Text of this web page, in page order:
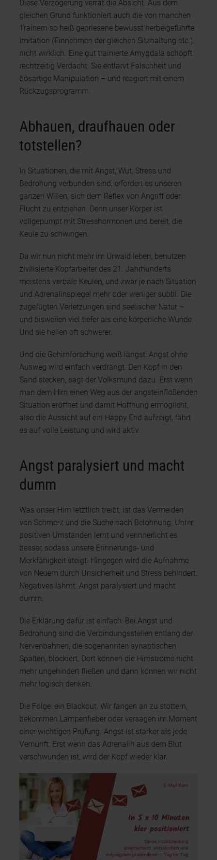
Diese Verzögerung verrät die Absicht. Aus dem
gleichen Grund funktioniert auch die von manchen
Trainern so heiß gepriesene bewusst herbeigeführte
Imitation (Einnehmen der gleichen Sitzhaltung etc.)
nicht wirklich. Eine gut trainierte Amygdala schöpft
rechtzeitig Verdacht. Sie entlarvt Falschheit und
bösartige Manipulation – und reagiert mit einem
Rückzugsprogramm.
Abhauen, draufhauen oder
totstellen?
In Situationen, die mit Angst, Wut, Stress und
Bedrohung verbunden sind, erfordert es unseren
ganzen Willen, sich dem Reflex von Angriff oder
Flucht zu entziehen. Denn unser Körper ist
vollgepumpt mit Stresshormonen und bereit, die
Keule zu schwingen.
Da wir nun nicht mehr im Urwald leben, benutzen
zivilisierte Kopfarbeiter des 21. Jahrhunderts
meistens verbale Keulen, und zwar je nach Situation
und Adrenalinspiegel mehr oder weniger subtil. Die
zugefügten Verletzungen sind seelischer Natur –
und bisweilen viel tiefer als eine körperliche Wunde.
Und sie heilen oft schwerer.
Und die Gehirnforschung weiß längst: Angst ohne
Ausweg wird einfach verdrängt. Den Kopf in den
Sand stecken, sagt der Volksmund dazu. Erst wenn
man dem Hirn einen Weg aus der angsteinflößenden
Situation eröffnet und damit Hoffnung ermöglicht,
also die Aussicht auf ein Happy End aufzeigt, fährt
es auf volle Leistung und wird aktiv.
Angst paralysiert und macht
dumm
Was unser Hirn letztlich treibt, ist das Vermeiden
von Schmerz und die Suche nach Belohnung. Unter
positiven Umständen lernt und verinnerlicht es
besser, sodass unsere Erinnerungs- und
Merkfähigkeit steigt. Hingegen wird die Aufnahme
von Neuem durch Unsicherheit und Stress behindert.
Negatives lähmt. Angst paralysiert und macht
dumm.
Die Erklärung dafür ist einfach: Bei Angst und
Bedrohung sind die Verbindungsstellen entlang der
Nervenbahnen, die sogenannten synaptischen
Spalten, blockiert. Dort können die Hirnströme nicht
mehr ungehindert fließen und dann können wir nicht
mehr logisch denken.
Die Folge: ein Blackout. Wir fangen an zu stottern,
bekommen Lampenfieber oder versagen im Moment
einer wichtigen Prüfung. Angst ist stärker als jede
Vernunft. Erst wenn das Adrenalin aus dem Blut
verschwunden ist, wird der Kopf wieder klar.